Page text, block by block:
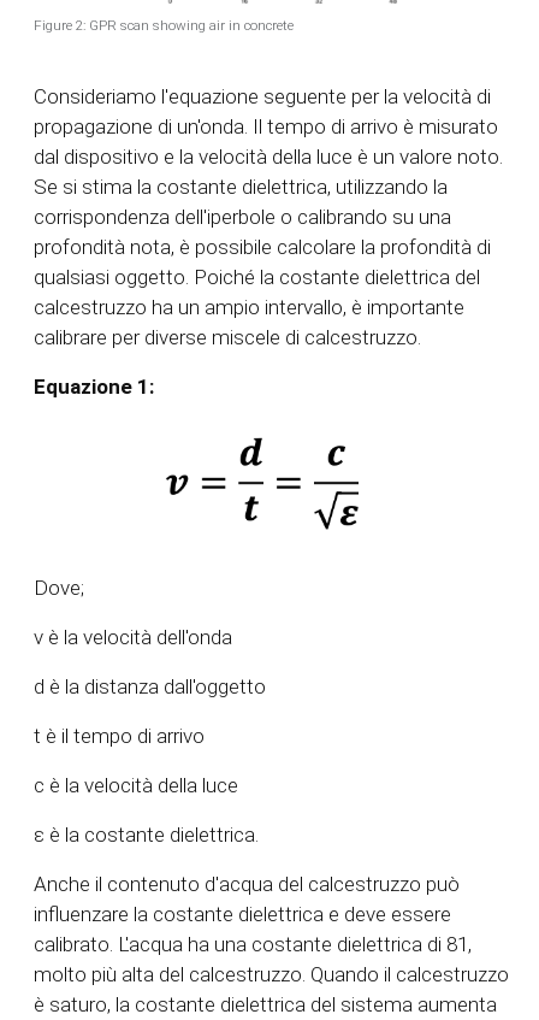
Figure 2: GPR scan showing air in concrete
Consideriamo l'equazione seguente per la velocità di
propagazione di un'onda. Il tempo di arrivo è misurato
dal dispositivo e la velocità della luce è un valore noto.
Se si stima la costante dielettrica, utilizzando la
corrispondenza dell'iperbole o calibrando su una
profondità nota, è possibile calcolare la profondità di
qualsiasi oggetto. Poiché la costante dielettrica del
calcestruzzo ha un ampio intervallo, è importante
calibrare per diverse miscele di calcestruzzo.
Equazione 1:
Dove;
v è la velocità dell'onda
d è la distanza dall'oggetto
t è il tempo di arrivo
c è la velocità della luce
ε è la costante dielettrica.
Anche il contenuto d'acqua del calcestruzzo può
influenzare la costante dielettrica e deve essere
calibrato. L'acqua ha una costante dielettrica di 81,
molto più alta del calcestruzzo. Quando il calcestruzzo
è saturo, la costante dielettrica del sistema aumenta